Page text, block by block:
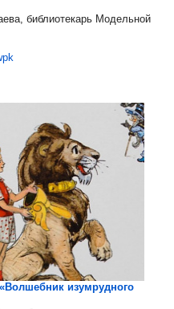
библиотекарь Модельной
изумрудного